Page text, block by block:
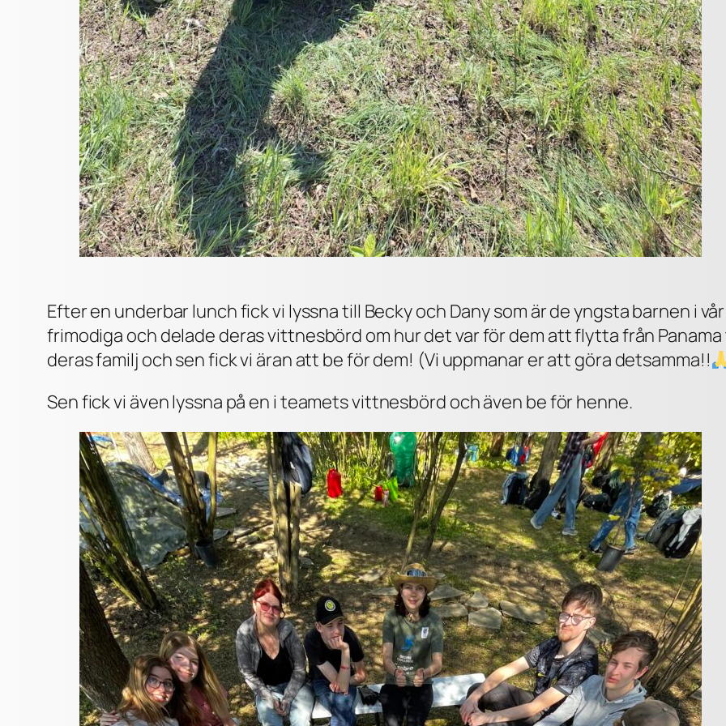
Efter en underbar lunch fick vi lyssna till Becky och Dany som är de yngsta barnen i
frimodiga och delade deras vittnesbörd om hur det var för dem att flytta från
deras familj och sen fick vi äran att be för dem! (Vi uppmanar er att göra detsamma!!
Sen fick vi även lyssna på en i teamets vittnesbörd och även be för henne.